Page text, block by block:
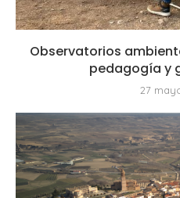
Observatorios
pedagogía y
27